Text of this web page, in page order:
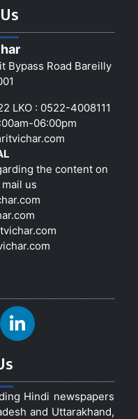
Bypass Road Bareilly
LKO : 0522-4008111
06:00pm
the content on
us
Hindi newspapers
and Uttarakhand,